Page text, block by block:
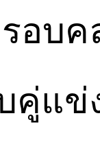
อบ
คู่แข่